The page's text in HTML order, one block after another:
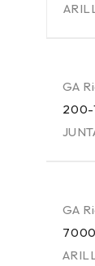
GA
200-
GA